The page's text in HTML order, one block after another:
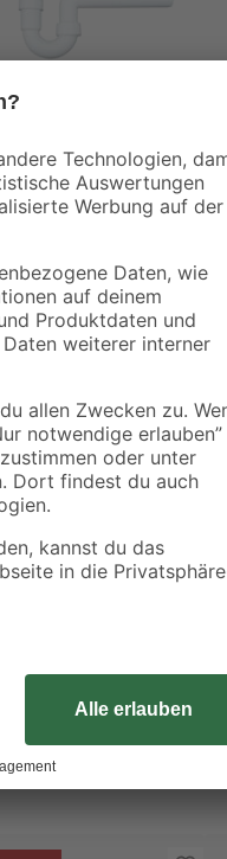
Siphon
Geräteanschluss
'CA' verfügt über ein
ist korrosions- und
Belastungen im
bereits aufgeschäumte
und Ab- und
gut in deine Küche ein.